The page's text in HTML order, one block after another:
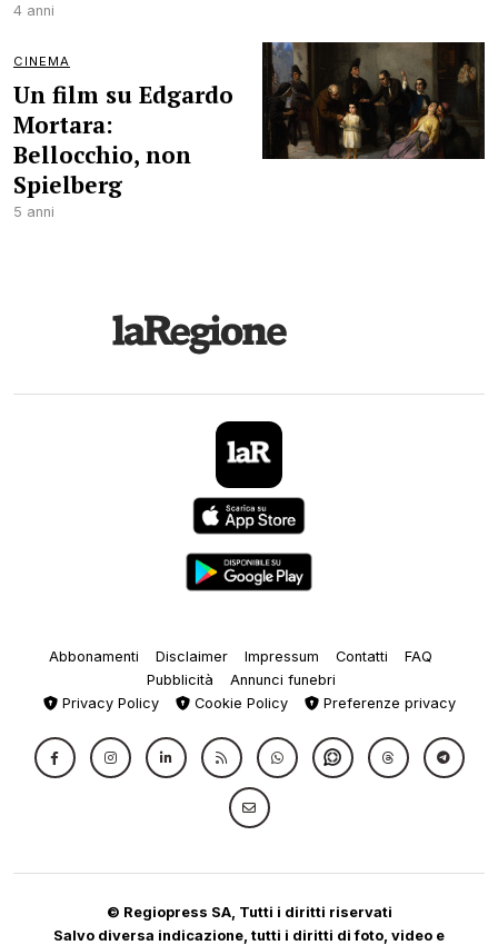
4 anni
CINEMA
Un film su Edgardo
Mortara:
Bellocchio, non
Spielberg
5 anni
Abbonamenti Disclaimer Impressum Contatti
FAQ
Pubblicità
Annunci funebri
Privacy Policy
Cookie Policy Preferenze privacy
© Regiopress SA, Tutti i diritti riservati
Salvo diversa indicazione, tutti i diritti di foto, video e